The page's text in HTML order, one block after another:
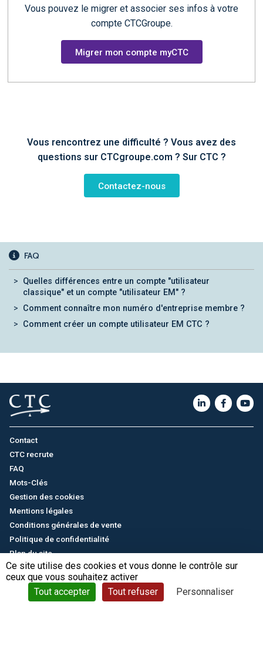
Ce site utilise des cookies et vous donne le contrôle sur
ceux que vous souhaitez activer
Tout accepter
Tout refuser Personnaliser
Vous pouvez le migrer et associer ses infos à votre
compte CTCGroupe.
Migrer mon compte myCTC
Vous rencontrez une difficulté ? Vous avez des
questions sur CTCgroupe.com ? Sur CTC ?
Contactez-nous
FAQ
Quelles différences entre un compte "utilisateur
classique" et un compte "utilisateur EM" ?
Comment connaître mon numéro d'entreprise membre ?
Comment créer un compte utilisateur EM CTC ?
Contact
CTC recrute
FAQ
Mots-Clés
Gestion des cookies
Mentions légales
Conditions générales de vente
Politique de confidentialité
Plan du site
© CTC - 2026
English/中文